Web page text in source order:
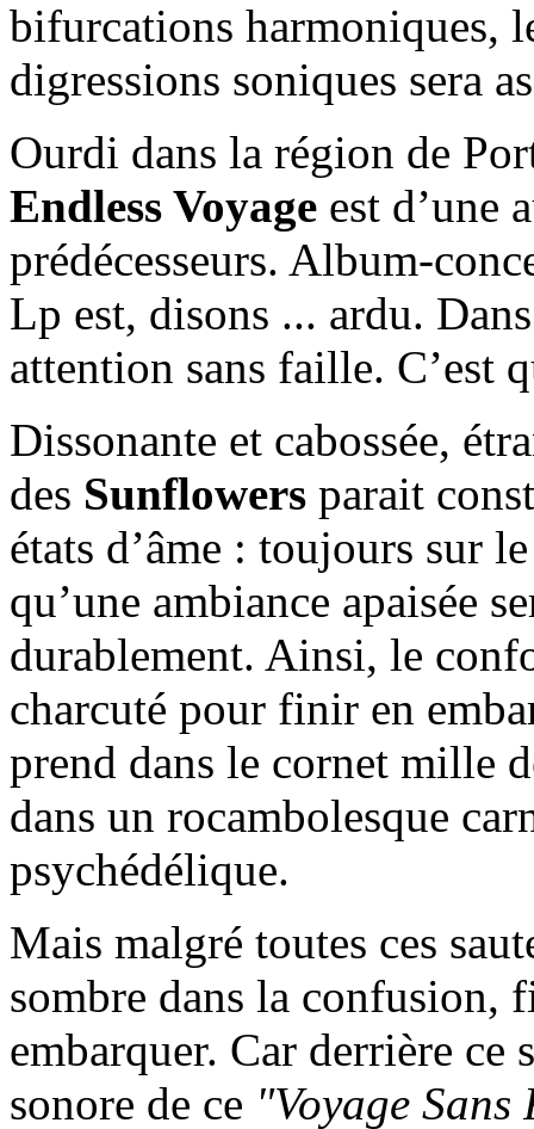
bifurcations harmoniques,
digressions soniques sera
Ourdi dans la région de
Endless Voyage est d’une
prédécesseurs. Album-
Lp est, disons ... ardu.
attention sans faille. C’est
Dissonante et cabossée,
des Sunflowers parait
états d’âme : toujours sur
qu’une ambiance apaisée
durablement. Ainsi, le
charcuté pour finir en
prend dans le cornet mille
dans un rocambolesque
psychédélique.
Mais malgré toutes ces
sombre dans la confusion,
embarquer. Car derrière ce
sonore de ce "Voyage